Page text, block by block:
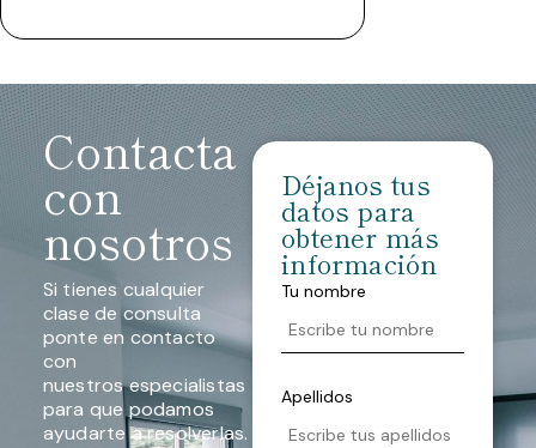
Contacta
con
nosotros
Si tienes cualquier
clase de consulta
ponte en contacto
con
nuestros especialistas
para que podamos
ayudarte a resolverlas.
Déjanos tus
datos para
obtener más
información
Tu nombre
Apellidos